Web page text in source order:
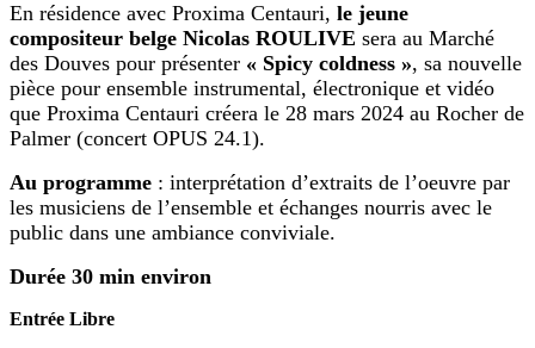
En résidence avec Proxima Centauri, le jeune
compositeur belge Nicolas ROULIVE sera au Marché
des Douves pour présenter « Spicy coldness », sa nouvelle
pièce pour ensemble instrumental, électronique et vidéo
que Proxima Centauri créera le 28 mars 2024 au Rocher de
Palmer (concert OPUS 24.1).
Au programme : interprétation d’extraits de l’oeuvre par
les musiciens de l’ensemble et échanges nourris avec le
public dans une ambiance conviviale.
Durée 30 min environ
Entrée Libre